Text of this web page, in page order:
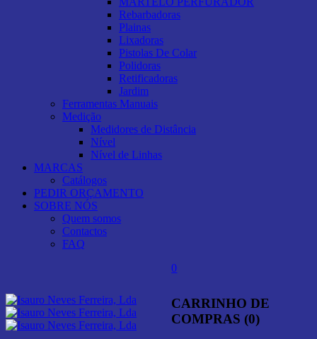
Rebarbadoras
Plainas
Lixadoras
Pistolas De Colar
Polidoras
Retificadoras
Jardim
Ferramentas Manuais
Medição
Medidores de Distância
Nível
Nível de Linhas
MARCAS
Catálogos
PEDIR ORÇAMENTO
SOBRE NÓS
Quem somos
Contactos
FAQ
0
CARRINHO DE
COMPRAS (0)